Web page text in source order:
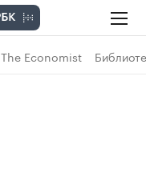
The Economist